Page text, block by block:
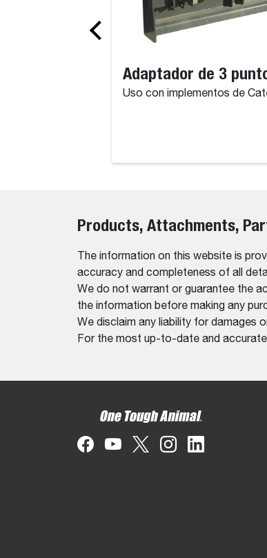
Adaptador de 3
Uso con implementos de
Products, Attachments,
The information on this website is
accuracy and completeness of all
We do not warrant or guarantee the
the information before making any
We disclaim any liability for damages
For the most up-to-date and